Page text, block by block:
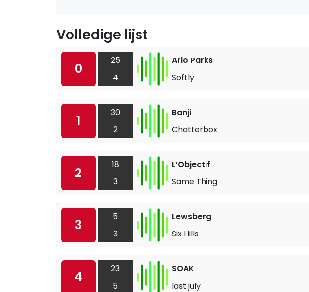
Volledige lijst
0
25
4
Arlo Parks
Softly
1
30
2
Banji
Chatterbox
2
18
3
L’Objectif
Same Thing
3
5
3
Lewsberg
Six Hills
4
23
5
SOAK
last july